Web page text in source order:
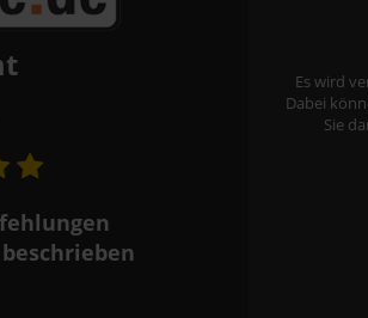
Es wird
Dabei
Sie